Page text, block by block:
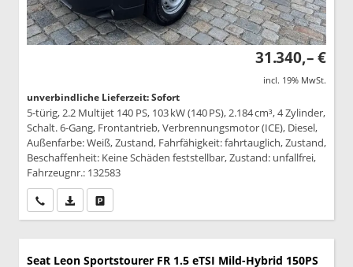
31.340,– €
incl. 19% MwSt.
unverbindliche Lieferzeit: Sofort
5-türig, 2.2 Multijet 140 PS, 103 kW (140 PS), 2.184 cm³, 4 Zylinder,
Schalt. 6-Gang, Frontantrieb, Verbrennungsmotor (ICE), Diesel,
Außenfarbe: Weiß, Zustand, Fahrfähigkeit: fahrtauglich, Zustand,
Beschaffenheit: Keine Schäden feststellbar, Zustand: unfallfrei,
Fahrzeugnr.: 132583
Wir rufen Sie anPDF-Datei, Fahrzeugexposé drucken
Seat Leon Sportstourer FR 1.5 eTSI Mild-Hybrid 150PS